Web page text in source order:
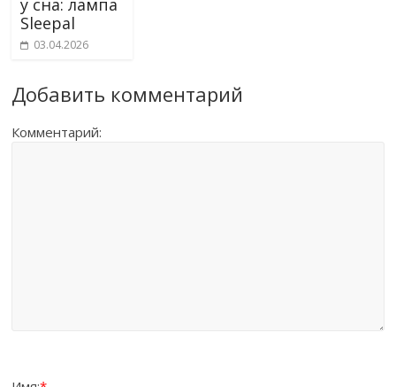
у сна: лампа
Sleepal
03.04.2026
Добавить комментарий
Комментарий: